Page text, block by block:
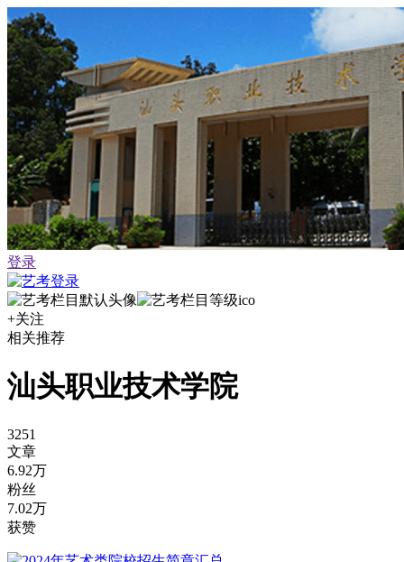
登录
+关注
相关推荐
汕头职业技术学院
3251
文章
6.92万
粉丝
7.02万
获赞